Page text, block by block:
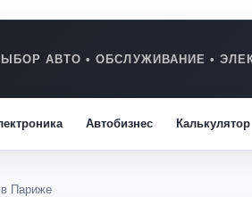
Автобизнес Калькулятор
в Париже